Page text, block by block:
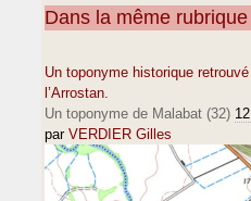
Dans la même rubrique
Un toponyme historique
l’Arrostan.
Un toponyme de Malabat (32)
par VERDIER Gilles